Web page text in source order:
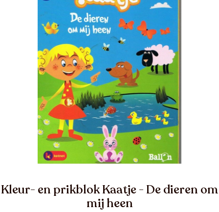
Kleur- en prikblok Kaatje - De dieren om
mij heen
Aanmelden
We gebruiken je gegevens om contact op te nemen,
in overeenstemming met ons
privacybeleid.